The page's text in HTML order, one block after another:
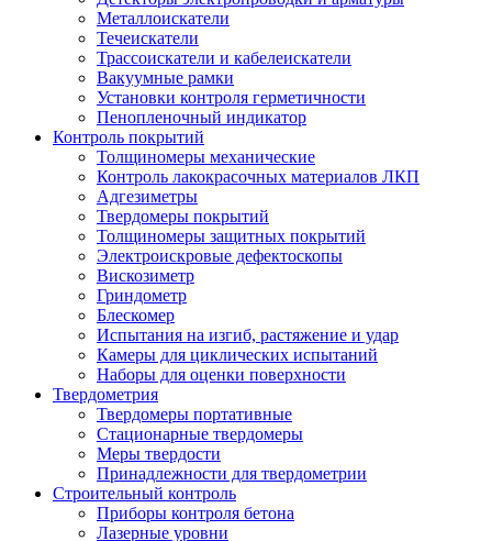
Металлоискатели
Течеискатели
Трассоискатели и кабелеискатели
Вакуумные рамки
Установки контроля герметичности
Пенопленочный индикатор
Контроль покрытий
Толщиномеры механические
Контроль лакокрасочных материалов ЛКП
Адгезиметры
Твердомеры покрытий
Толщиномеры защитных покрытий
Электроискровые дефектоскопы
Вискозиметр
Гриндометр
Блескомер
Испытания на изгиб, растяжение и удар
Камеры для циклических испытаний
Наборы для оценки поверхности
Твердометрия
Твердомеры портативные
Стационарные твердомеры
Меры твердости
Принадлежности для твердометрии
Строительный контроль
Приборы контроля бетона
Лазерные уровни